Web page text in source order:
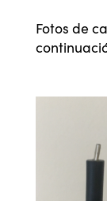
Fotos de